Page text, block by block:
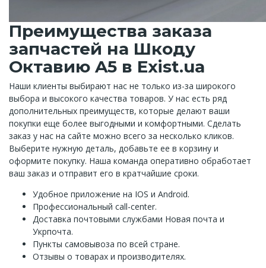
Преимущества заказа
запчастей на Шкоду
Октавию A5 в Exist.ua
Наши клиенты выбирают нас не только из-за широкого
выбора и высокого качества товаров. У нас есть ряд
дополнительных преимуществ, которые делают ваши
покупки еще более выгодными и комфортными. Сделать
заказ у нас на сайте можно всего за несколько кликов.
Выберите нужную деталь, добавьте ее в корзину и
оформите покупку. Наша команда оперативно обработает
ваш заказ и отправит его в кратчайшие сроки.
Удобное приложение на IOS и Android.
Профессиональный call-center.
Доставка почтовыми службами Новая почта и
Укрпочта.
Пункты самовывоза по всей стране.
Отзывы о товарах и производителях.